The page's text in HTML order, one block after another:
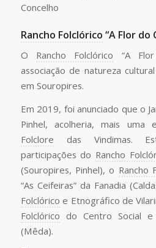
Concelho
Rancho Folclórico “A Flor do
O Rancho Folclórico “A
associação de natureza
em Souropires.
Em 2019, foi anunciado que o
Pinhel, acolheria, mais uma
Folclore das Vindimas.
participações do Rancho
(Souropires, Pinhel), o Rancho
“As Ceifeiras” da Fanadia
Folclórico e Etnográfico de
Folclórico do Centro Social e
(Mêda).